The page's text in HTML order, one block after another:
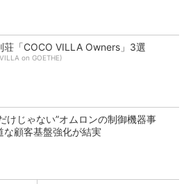
荘「COCO VILLA Owners」3選
on GOETHE)
けじゃない”オムロンの制御機器事
な顧客基盤強化が結実